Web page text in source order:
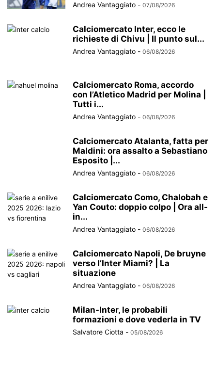
Andrea Vantaggiato - 07/08/2026
Calciomercato Inter, ecco le
richieste di Chivu | Il punto sul...
Andrea Vantaggiato - 06/08/2026
Calciomercato Roma, accordo
con l’Atletico Madrid per Molina |
Tutti i...
Andrea Vantaggiato - 06/08/2026
Calciomercato Atalanta, fatta per
Maldini: ora assalto a Sebastiano
Esposito |...
Andrea Vantaggiato - 06/08/2026
Calciomercato Como, Chalobah e
Yan Couto: doppio colpo | Ora all-
in...
Andrea Vantaggiato - 06/08/2026
Calciomercato Napoli, De bruyne
verso l’Inter Miami? | La
situazione
Andrea Vantaggiato - 06/08/2026
Milan-Inter, le probabili
formazioni e dove vederla in TV
Salvatore Ciotta - 05/08/2026